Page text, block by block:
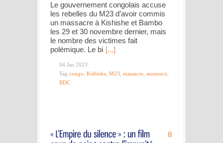
Le gouvernement congolais accuse
les rebelles du M23 d’avoir commis
un massacre à Kishishe et Bambo
les 29 et 30 novembre dernier, mais
le nombre des victimes fait
polémique. Le bi [...]
04 Jan 2023
Tag congo Kishishe M23 massacre monusco
RDC
8